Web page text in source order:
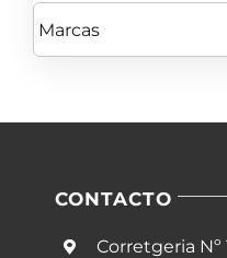
CONTACTO
Corretgeria Nº